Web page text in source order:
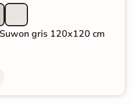
gris 120x120 cm